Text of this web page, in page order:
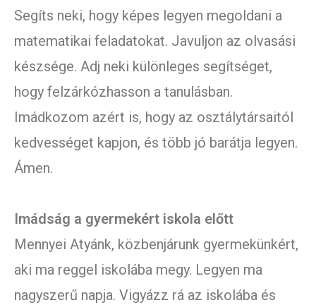
Segíts neki, hogy képes legyen megoldani a
matematikai feladatokat. Javuljon az olvasási
készsége. Adj neki különleges segítséget,
hogy felzárkózhasson a tanulásban.
Imádkozom azért is, hogy az osztálytársaitól
kedvességet kapjon, és több jó barátja legyen.
Ámen.
Imádság a gyermekért iskola előtt
Mennyei Atyánk, közbenjárunk gyermekünkért,
aki ma reggel iskolába megy. Legyen ma
nagyszerű napja. Vigyázz rá az iskolába és